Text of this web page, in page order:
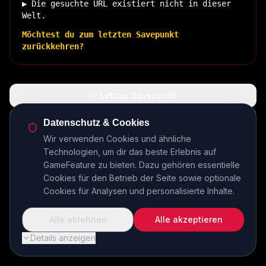
▶ Die gesuchte URL existiert nicht in dieser
Welt.
Möchtest du zum letzten Savepunkt
zurückkehren?
🏠 Zurück zur Basis
INSERT COIN TO CONTINUE...
Datenschutz & Cookies
Wir verwenden Cookies und ähnliche
Technologien, um dir das beste Erlebnis auf
GameFeature zu bieten. Dazu gehören essentielle
Cookies für den Betrieb der Seite sowie optionale
Cookies für Analysen und personalisierte Inhalte.
Details anzeigen
Alle ablehnen Alle akzeptieren